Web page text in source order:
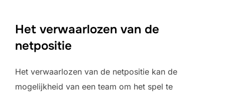
Het verwaarlozen van de
netpositie
Het verwaarlozen van de netpositie kan de
mogelijkheid van een team om het spel te